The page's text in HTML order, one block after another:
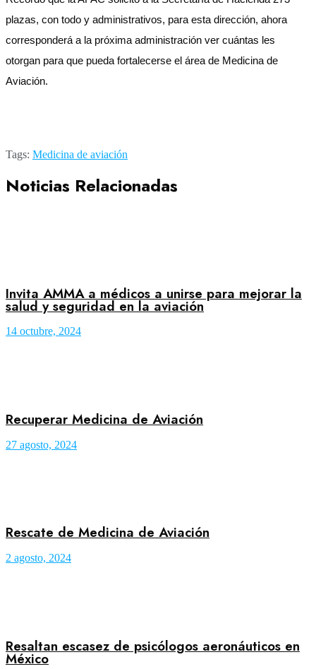
plazas, con todo y administrativos, para esta dirección, ahora
corresponderá a la próxima administración ver cuántas les
otorgan para que pueda fortalecerse el área de Medicina de
Aviación.
Tags: Medicina de aviación
Noticias Relacionadas
Invita AMMA a médicos a unirse para mejorar la
salud y seguridad en la aviación
14 octubre, 2024
Recuperar Medicina de Aviación
27 agosto, 2024
Rescate de Medicina de Aviación
2 agosto, 2024
Resaltan escasez de psicólogos aeronáuticos en
México